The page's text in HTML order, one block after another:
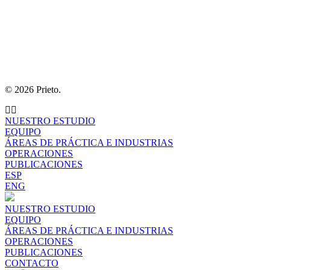
© 2026 Prieto.
NUESTRO ESTUDIO
EQUIPO
ÁREAS DE PRÁCTICA E INDUSTRIAS
OPERACIONES
PUBLICACIONES
ESP
ENG
NUESTRO ESTUDIO
EQUIPO
ÁREAS DE PRÁCTICA E INDUSTRIAS
OPERACIONES
PUBLICACIONES
CONTACTO